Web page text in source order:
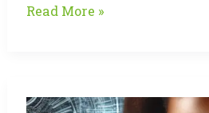
Control
Externos
Read More »